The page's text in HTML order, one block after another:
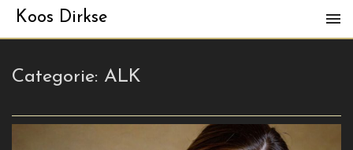
Koos Dirkse
Categorie: ALK